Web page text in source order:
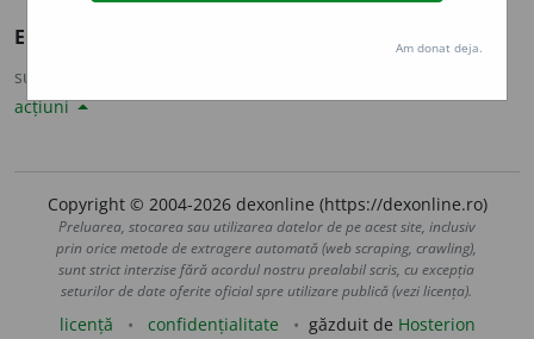
ECARIS
sursa:
acțiuni
Copyright © 2004-2026 dexonline (https://dexonline.ro)
Preluarea, stocarea sau utilizarea datelor de pe acest site, inclusiv
prin orice metode de extragere automată (web scraping, crawling),
sunt strict interzise fără acordul nostru prealabil scris, cu excepția
seturilor de date oferite oficial spre utilizare publică (vezi licența).
licență confidențialitate găzduit de Hosterion
Am donat deja.